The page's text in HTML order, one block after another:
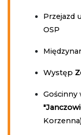
Przejazd
OSP
Występ
Gościnny
Korzenna)